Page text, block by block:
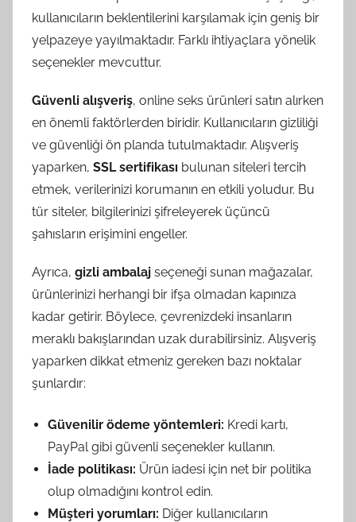
kullanıcıların beklentilerini karşılamak için geniş bir
yelpazeye yayılmaktadır. Farklı ihtiyaçlara yönelik
seçenekler mevcuttur.
Güvenli alışveriş, online seks ürünleri satın alırken
en önemli faktörlerden biridir. Kullanıcıların gizliliği
ve güvenliği ön planda tutulmaktadır. Alışveriş
yaparken, SSL sertifikası bulunan siteleri tercih
etmek, verilerinizi korumanın en etkili yoludur. Bu
tür siteler, bilgilerinizi şifreleyerek üçüncü
şahısların erişimini engeller.
Ayrıca, gizli ambalaj seçeneği sunan mağazalar,
ürünlerinizi herhangi bir ifşa olmadan kapınıza
kadar getirir. Böylece, çevrenizdeki insanların
meraklı bakışlarından uzak durabilirsiniz. Alışveriş
yaparken dikkat etmeniz gereken bazı noktalar
şunlardır:
Güvenilir ödeme yöntemleri: Kredi kartı,
PayPal gibi güvenli seçenekler kullanın.
İade politikası: Ürün iadesi için net bir politika
olup olmadığını kontrol edin.
Müşteri yorumları: Diğer kullanıcıların